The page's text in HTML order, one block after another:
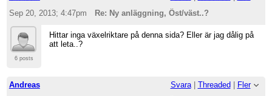
Sep 20, 2013; 4:47pm
Re: Ny anläggning, Öst/väst..?
6 posts
Hittar inga växelriktare på denna sida? Eller är jag dålig på
att leta..?
Andreas Svara| Threaded
Fler